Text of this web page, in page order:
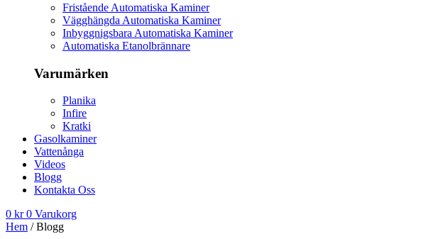
Fristående Automatiska Kaminer
Vägghängda Automatiska Kaminer
Inbyggnigsbara Automatiska Kaminer
Automatiska Etanolbrännare
Varumärken
Planika
Infire
Kratki
Gasolkaminer
Vattenånga
Videos
Blogg
Kontakta Oss
0 kr 0 Varukorg
Hem / Blogg